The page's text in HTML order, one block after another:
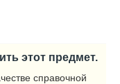
этот предмет.
справочной